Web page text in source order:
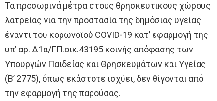
Τα προσωρινά μέτρα στους θρησκευτικούς χώρους
λατρείας για την προστασία της δημόσιας υγείας
έναντι του κορωνοϊού COVID-19 κατ’ εφαρμογή της
υπ’ αρ. Δ1α/ΓΠ.οικ.43195 κοινής απόφασης των
Υπουργών Παιδείας και Θρησκευμάτων και Υγείας
(Β’ 2775), όπως εκάστοτε ισχύει, δεν θίγονται από
την εφαρμογή της παρούσας.